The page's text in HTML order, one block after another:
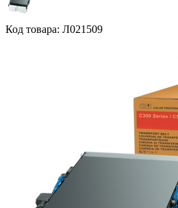
Код товара: Л021509